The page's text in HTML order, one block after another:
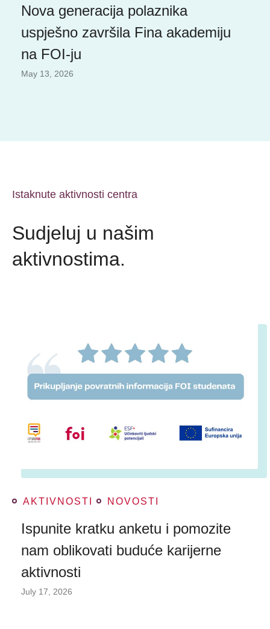
Nova generacija polaznika
uspješno završila Fina akademiju
na FOI-ju
May 13, 2026
Istaknute aktivnosti centra
Sudjeluj u našim
aktivnostima.
AKTIVNOSTI NOVOSTI
Ispunite kratku anketu i pomozite
nam oblikovati buduće karijerne
aktivnosti
July 17, 2026